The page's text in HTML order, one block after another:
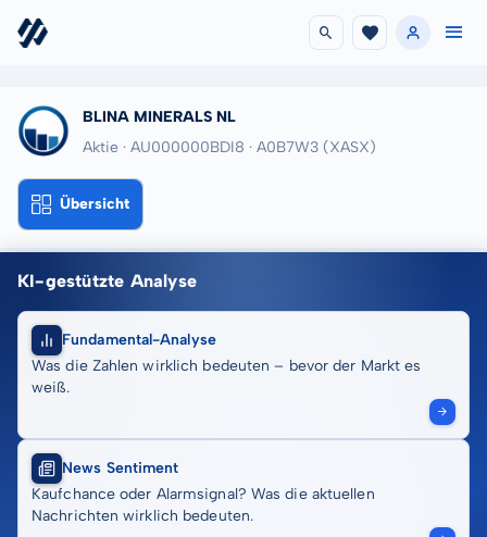
BLINA MINERALS NL
Aktie · AU000000BDI8 · A0B7W3 (XASX)
Übersicht
KI-gestützte Analyse
Fundamental-Analyse
Was die Zahlen wirklich bedeuten – bevor der Markt es
weiß.
News Sentiment
Kaufchance oder Alarmsignal? Was die aktuellen
Nachrichten wirklich bedeuten.